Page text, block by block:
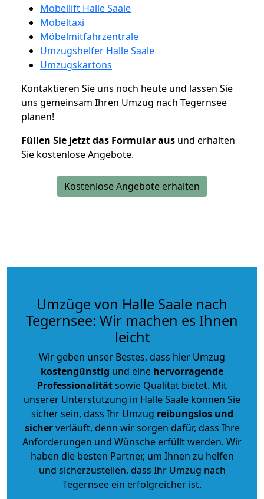
Möbellift Halle Saale
Möbeltaxi
Möbelmitfahrzentrale
Umzugshelfer Halle Saale
Umzugskartons
Kontaktieren Sie uns noch heute und lassen Sie
uns gemeinsam Ihren Umzug nach Tegernsee
planen!
Füllen Sie jetzt das Formular aus und erhalten
Sie kostenlose Angebote.
Kostenlose Angebote erhalten
Umzüge von Halle Saale nach
Tegernsee: Wir machen es Ihnen
leicht
Wir geben unser Bestes, dass hier Umzug
kostengünstig und eine hervorragende
Professionalitätsowie Qualität bietet. Mit
unserer Unterstützung in Halle Saale können Sie
sicher sein, dass Ihr Umzug reibungslos und
sicherverläuft, denn wir sorgen dafür, dass Ihre
Anforderungen und Wünsche erfüllt werden. Wir
haben die besten Partner, um Ihnen zu helfen
und sicherzustellen, dass Ihr Umzug nach
Tegernsee ein erfolgreicher ist.